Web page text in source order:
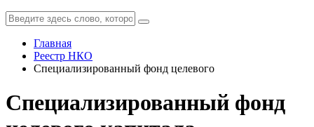
Главная
Реестр НКО
Специализированный фонд целевого
Специализированный фонд